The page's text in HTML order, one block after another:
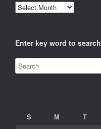
Archives
Enter key word to search
S
M T